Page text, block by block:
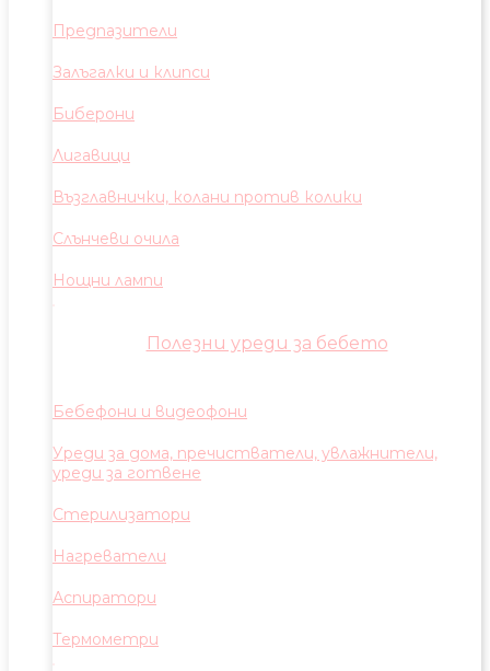
Предпазители
Залъгалки и клипси
Биберони
Лигавици
Възглавнички, колани против колики
Слънчеви очила
Нощни лампи
Полезни уреди за бебето
Бебефони и видеофони
Уреди за дома, пречистватели, увлажнители,
уреди за готвене
Стерилизатори
Нагреватели
Аспиратори
Термометри